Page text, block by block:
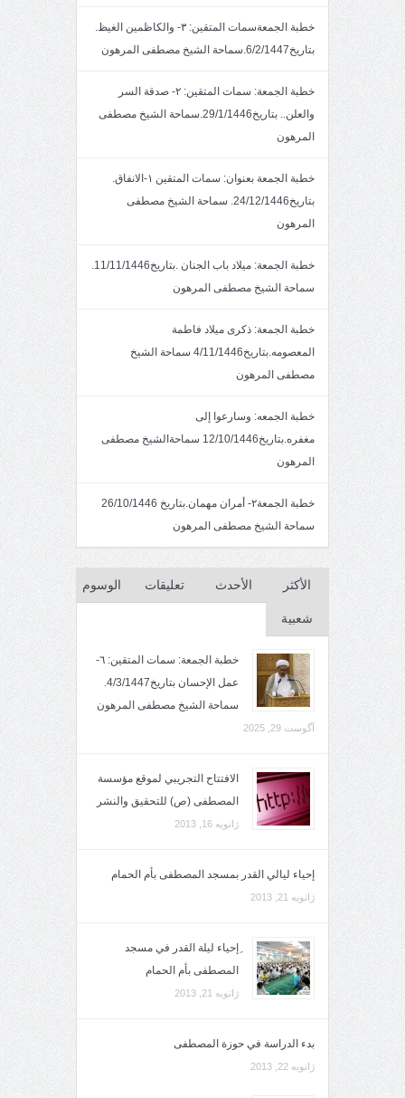
خطبة الجمعةسمات المتقين: ٣- والكاظمين الغيظ.
بتاريخ6/2/1447.سماحة الشيخ مصطفى المرهون
خطبة الجمعة: سمات المتقين: ٢- صدقة السر
والعلن.. بتاريخ29/1/1446.سماحة الشيخ مصطفى
المرهون
خطبة الجمعة بعنوان: سمات المتقين ١-الانفاق.
بتاريخ24/12/1446. سماحة الشيخ مصطفى
المرهون
خطبة الجمعة: ميلاد باب الجنان .بتاريخ11/11/1446.
سماحة الشيخ مصطفى المرهون
خطبة الجمعة: ذكرى ميلاد فاطمة
المعصومه.بتاريخ4/11/1446 سماحة الشيخ
مصطفى المرهون
خطبة الجمعه: وسارعوا إلى
مغفره.بتاريخ12/10/1446 سماحةالشيخ مصطفى
المرهون
خطبة الجمعة٢- أمران مهمان.بتاريخ 26/10/1446
سماحة الشيخ مصطفى المرهون
الأكثر
شعبية
الأحدث تعليقات الوسوم
خطبة الجمعة: سمات المتقين: ٦-
عمل الإحسان بتاريخ4/3/1447.
سماحة الشيخ مصطفى المرهون
آگوست 29, 2025
الافتتاح التجريبي لموقع مؤسسة
المصطفى (ص) للتحقيق والنشر
ژانویه 16, 2013
إحياء ليالي القدر بمسجد المصطفى بأم الحمام
ژانویه 21, 2013
ِإحياء ليلة القدر في مسجد
المصطفى بأم الحمام
ژانویه 21, 2013
بدء الدراسة في حوزة المصطفى
ژانویه 22, 2013